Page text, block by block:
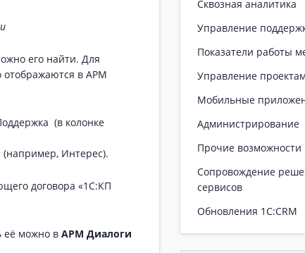
его найти. Для
отображаются в АРМ
(в колонке
(например, Интерес).
договора «1С:КП
её можно в АРМ Диалоги
Сквозная аналитика
Управление
Показатели работы
Управление
Мобильные
Администрирование
Прочие возможности
Сопровождение
сервисов
Обновления 1С:CRM